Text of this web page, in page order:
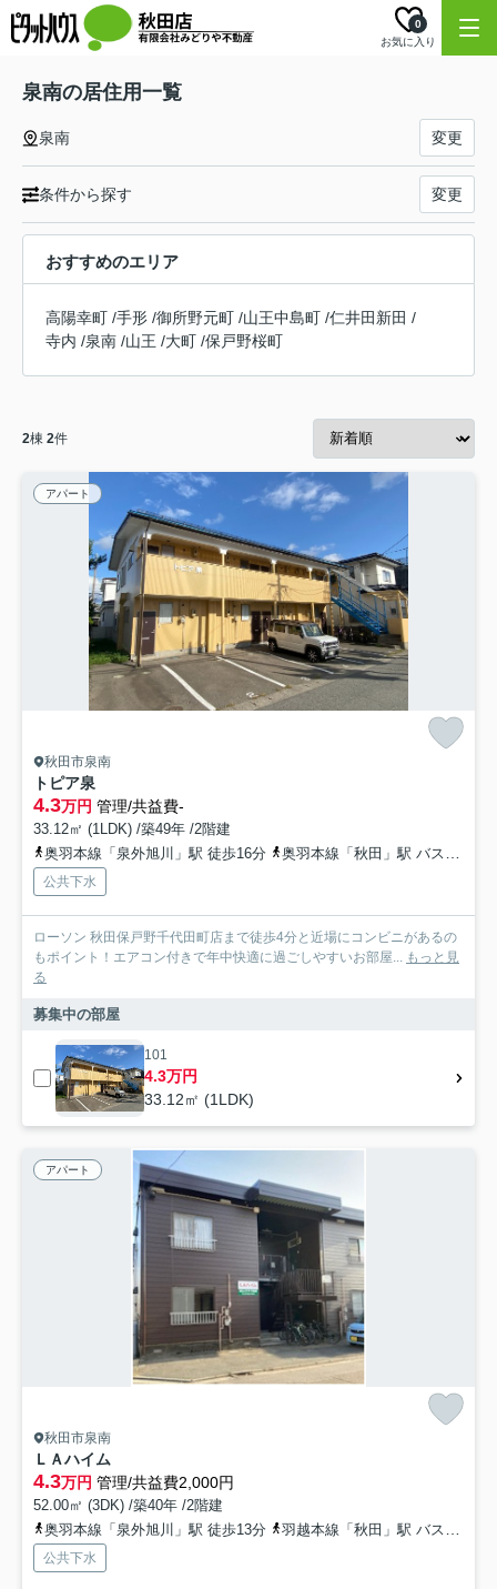
お気に入り
0
泉南の居住用一覧
泉南 変更
条件から探す 変更
おすすめのエリア
高陽幸町 /手形 /御所野元町 /山王中島町 /仁井田新田 /
寺内 /泉南 /山王 /大町 /保戸野桜町
2棟 2件
アパート
秋田市泉南
トピア泉
4.3万円 管理/共益費-
33.12㎡ (1LDK) /築49年 /2階建
奥羽本線「泉外旭川」駅 徒歩16分
奥羽本線「秋田」駅 バス15分 秋田中央交通「泉南三丁目」 停歩5分
公共下水
ローソン 秋田保戸野千代田町店まで徒歩4分と近場にコンビニがあるの
もポイント！エアコン付きで年中快適に過ごしやすいお部屋... もっと見
る
募集中の部屋
101
4.3万円
33.12㎡ (1LDK)
アパート
秋田市泉南
ＬＡハイム
4.3万円 管理/共益費2,000円
52.00㎡ (3DK) /築40年 /2階建
奥羽本線「泉外旭川」駅 徒歩13分
羽越本線「秋田」駅 バス15分 秋田中央交通「泉南三丁目」 停歩2分
公共下水